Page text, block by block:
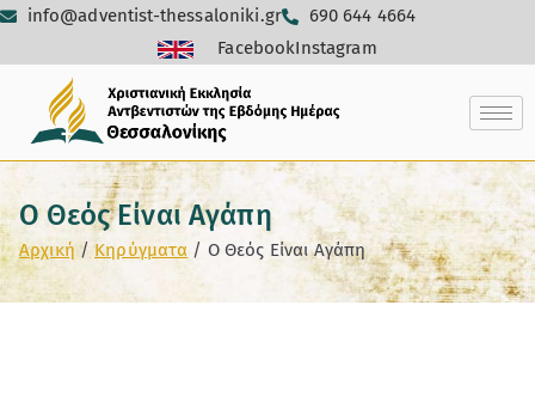
info@adventist-thessaloniki.gr
690 644 4664
FacebookInstagram
Ο Θεός Είναι Αγάπη
Αρχική Κηρύγματα Ο Θεός Είναι Αγάπη